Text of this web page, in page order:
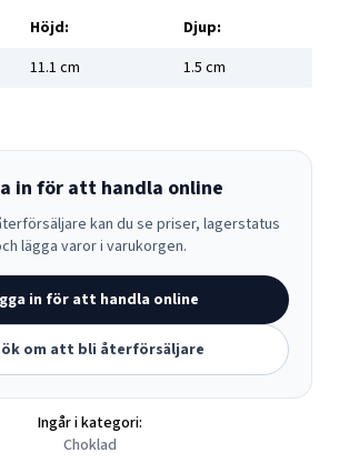
Höjd:
Djup:
11.1 cm 1.5 cm
in för att handla online
kan du se priser, lagerstatus
lägga varor i varukorgen.
in för att handla online
om att bli återförsäljare
Ingår i kategori:
Choklad